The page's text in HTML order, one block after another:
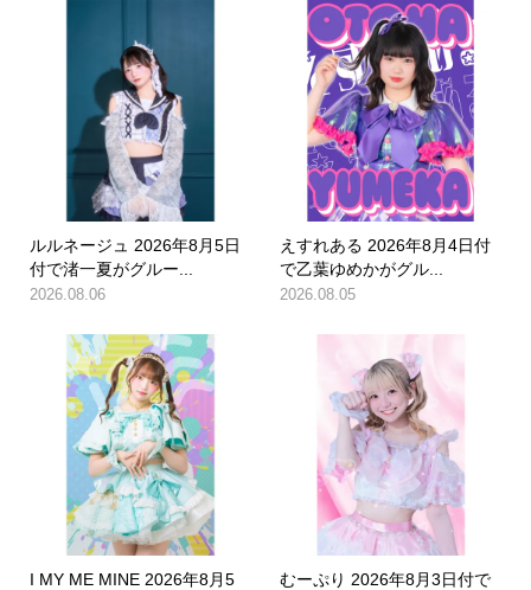
ルルネージュ 2026年8月5日
付で渚一夏がグルー...
2026.08.06
えすれある 2026年8月4日付
で乙葉ゆめかがグル...
2026.08.05
I MY ME MINE 2026年8月5
むーぷり 2026年8月3日付で